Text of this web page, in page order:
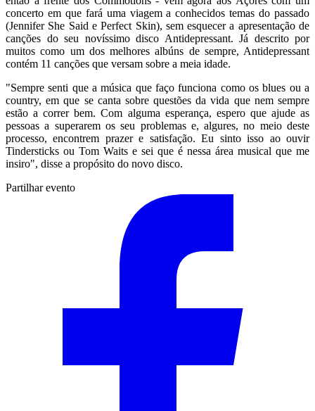
concerto em que fará uma viagem a conhecidos temas do passado
(Jennifer She Said e Perfect Skin), sem esquecer a apresentação de
canções do seu novíssimo disco Antidepressant. Já descrito por
muitos como um dos melhores albúns de sempre, Antidepressant
contém 11 canções que versam sobre a meia idade.
"Sempre senti que a música que faço funciona como os blues ou a
country, em que se canta sobre questões da vida que nem sempre
estão a correr bem. Com alguma esperança, espero que ajude as
pessoas a superarem os seu problemas e, algures, no meio deste
processo, encontrem prazer e satisfação. Eu sinto isso ao ouvir
Tindersticks ou Tom Waits e sei que é nessa área musical que me
insiro", disse a propósito do novo disco.
Partilhar evento